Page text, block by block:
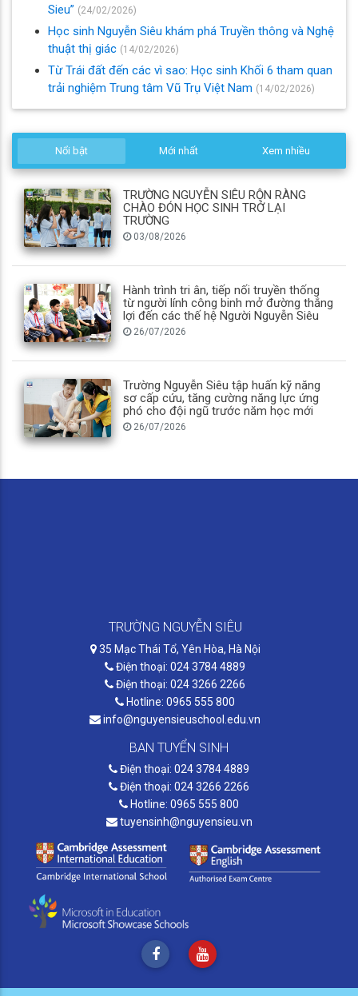
Sieu” (24/02/2026)
Học sinh Nguyễn Siêu khám phá Truyền thông và Nghệ
thuật thị giác (14/02/2026)
Từ Trái đất đến các vì sao: Học sinh Khối 6 tham quan
trải nghiệm Trung tâm Vũ Trụ Việt Nam (14/02/2026)
Nổi bật Mới nhất Xem nhiều
TRƯỜNG NGUYỄN SIÊU RỘN RÀNG
CHÀO ĐÓN HỌC SINH TRỞ LẠI
TRƯỜNG
03/08/2026
Hành trình tri ân, tiếp nối truyền thống
từ người lính công binh mở đường thắng
lợi đến các thế hệ Người Nguyễn Siêu
26/07/2026
Trường Nguyễn Siêu tập huấn kỹ năng
sơ cấp cứu, tăng cường năng lực ứng
phó cho đội ngũ trước năm học mới
26/07/2026
TRƯỜNG NGUYỄN SIÊU
35 Mạc Thái Tổ, Yên Hòa, Hà Nội
Điện thoại: 024 3784 4889
Điện thoại: 024 3266 2266
Hotline: 0965 555 800
info@nguyensieuschool.edu.vn
BAN TUYỂN SINH
Điện thoại: 024 3784 4889
Điện thoại: 024 3266 2266
Hotline: 0965 555 800
tuyensinh@nguyensieu.vn